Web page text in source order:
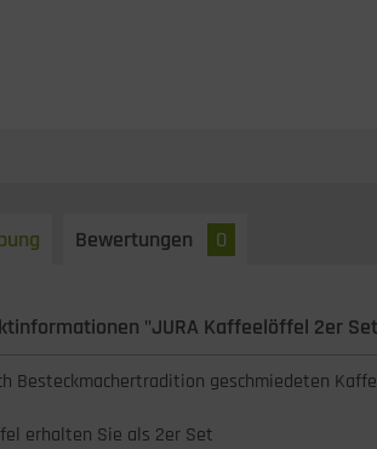
Bewertungen 0
"JURA Kaffeelöffel 2er
Besteckmachertradition geschmiedeten
erhalten Sie als 2er Set